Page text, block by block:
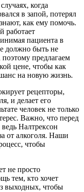
когда
в запой, потерял
как ему помочь.
работает
пациента в
должно быть не
предлагаем
цене, чтобы как
на новую жизнь.
рецепторы,
и делает его
человек не только
Важно, что перед
Налтрексон
от алкоголя. Наши
чтобы
не просто
тем, кто хочет
выходных, чтобы